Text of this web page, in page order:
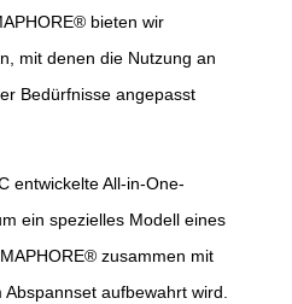
bieten wir
mit denen die Nutzung an
Bedürfnisse angepasst
entwickelte All-in-One-
ein spezielles Modell eines
zusammen mit
aufbewahrt wird.